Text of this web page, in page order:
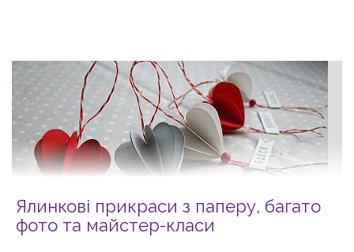
Ялинкові прикраси з паперу, багато
фото та майстер-класи